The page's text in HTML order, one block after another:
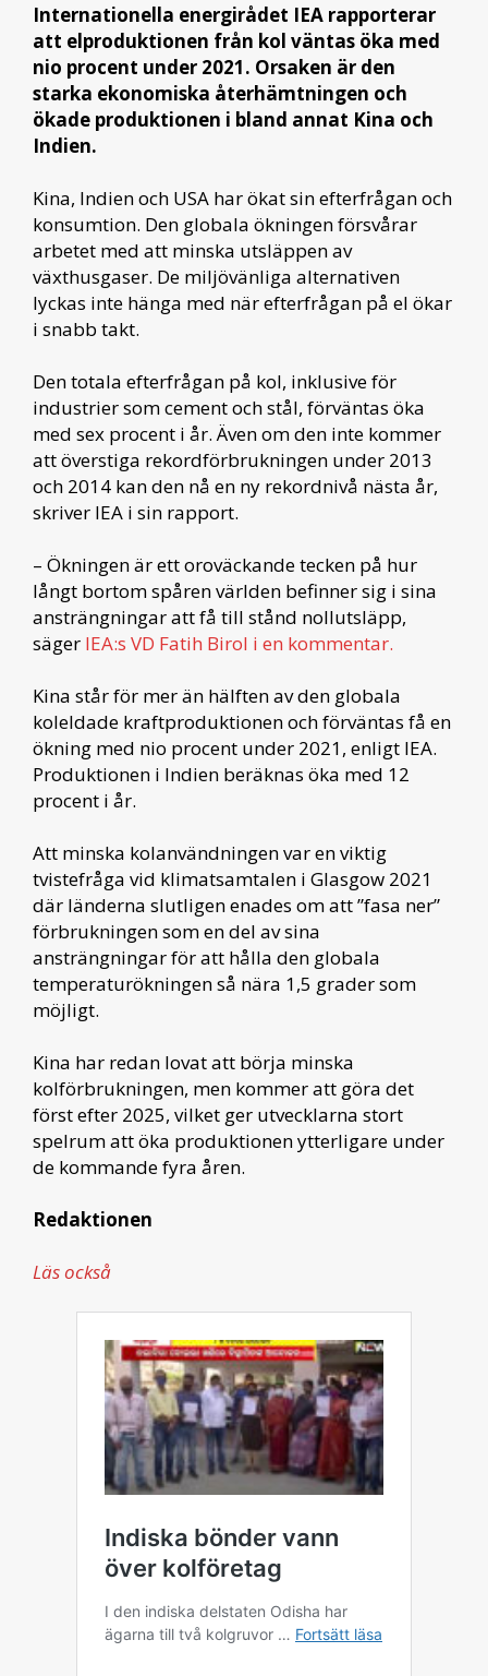
Internationella energirådet IEA rapporterar
att elproduktionen från kol väntas öka med
nio procent under 2021. Orsaken är den
starka ekonomiska återhämtningen och
ökade produktionen i bland annat Kina och
Indien.
Kina, Indien och USA har ökat sin efterfrågan och
konsumtion. Den globala ökningen försvårar
arbetet med att minska utsläppen av
växthusgaser. De miljövänliga alternativen
lyckas inte hänga med när efterfrågan på el ökar
i snabb takt.
Den totala efterfrågan på kol, inklusive för
industrier som cement och stål, förväntas öka
med sex procent i år. Även om den inte kommer
att överstiga rekordförbrukningen under 2013
och 2014 kan den nå en ny rekordnivå nästa år,
skriver IEA i sin rapport.
– Ökningen är ett oroväckande tecken på hur
långt bortom spåren världen befinner sig i sina
ansträngningar att få till stånd nollutsläpp,
säger IEA:s VD Fatih Birol i en kommentar.
Kina står för mer än hälften av den globala
koleldade kraftproduktionen och förväntas få en
ökning med nio procent under 2021, enligt IEA.
Produktionen i Indien beräknas öka med 12
procent i år.
Att minska kolanvändningen var en viktig
tvistefråga vid klimatsamtalen i Glasgow 2021
där länderna slutligen enades om att ”fasa ner”
förbrukningen som en del av sina
ansträngningar för att hålla den globala
temperaturökningen så nära 1,5 grader som
möjligt.
Kina har redan lovat att börja minska
kolförbrukningen, men kommer att göra det
först efter 2025, vilket ger utvecklarna stort
spelrum att öka produktionen ytterligare under
de kommande fyra åren.
Redaktionen
Läs också